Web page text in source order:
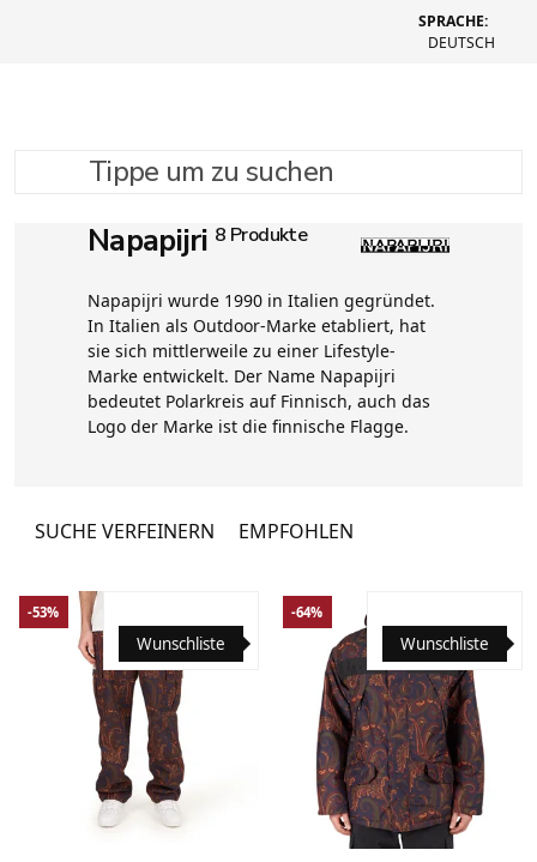
SPRACHE:
DEUTSCH
Tippe um zu suchen
Napapijri 8 Produkte
Napapijri wurde 1990 in Italien gegründet.
In Italien als Outdoor-Marke etabliert, hat
sie sich mittlerweile zu einer Lifestyle-
Marke entwickelt. Der Name Napapijri
bedeutet Polarkreis auf Finnisch, auch das
Logo der Marke ist die finnische Flagge.
SUCHE VERFEINERN EMPFOHLEN
Wunschliste
-53%
Medium X-Large
Wunschliste
-64%